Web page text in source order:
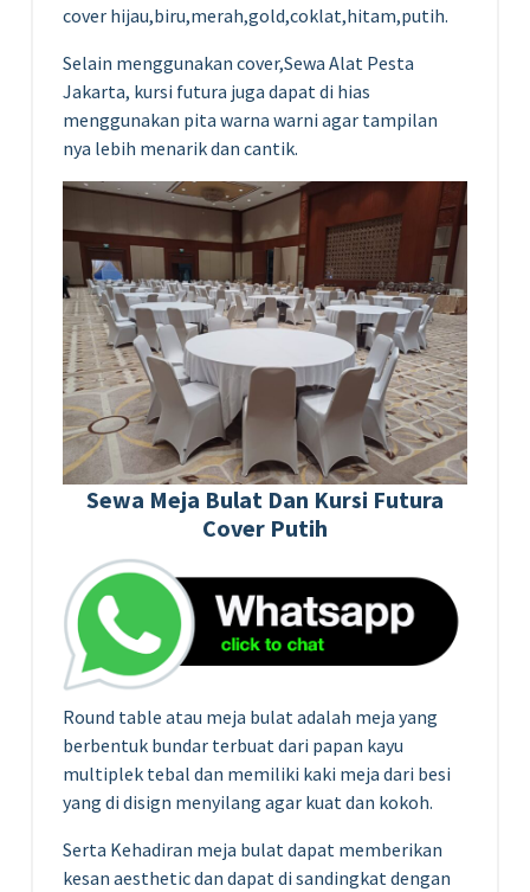
cover hijau,biru,merah,gold,coklat,hitam,putih.
Selain menggunakan cover,Sewa Alat Pesta
Jakarta, kursi futura juga dapat di hias
menggunakan pita warna warni agar tampilan
nya lebih menarik dan cantik.
Sewa Meja Bulat Dan Kursi Futura
Cover Putih
Round table atau meja bulat adalah meja yang
berbentuk bundar terbuat dari papan kayu
multiplek tebal dan memiliki kaki meja dari besi
yang di disign menyilang agar kuat dan kokoh.
Serta Kehadiran meja bulat dapat memberikan
kesan aesthetic dan dapat di sandingkat dengan